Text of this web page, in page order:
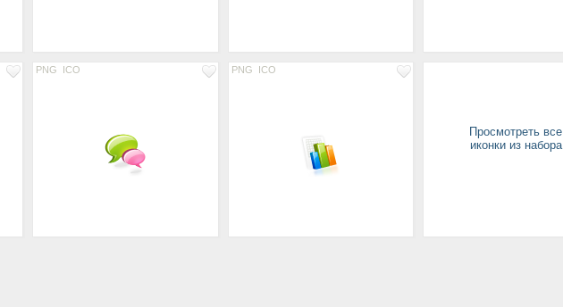
PNG ICO PNG ICO
Просмотреть все
иконки из набора